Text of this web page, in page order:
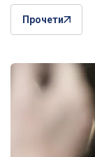
Прочети